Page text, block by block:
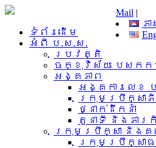
Mail |
ភ
ទំព័រដើម
អំពី​ ប.ស.ស.
ប្រវត្តិ
ចក្ខុវិស័យ បេសកក
អង្គភាព
អង្គការលេខ
ក្រុមប្រឹក្សាភិ
ថ្នាក់ដឹកនាំ
តួនាទី និងភារ
ក្រុមប្រឹក្សា និងគ
ក្រុមប្រឹក្សា